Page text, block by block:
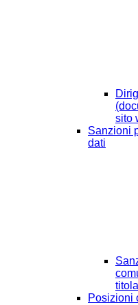
sito
Sanzioni
dati
Posizioni